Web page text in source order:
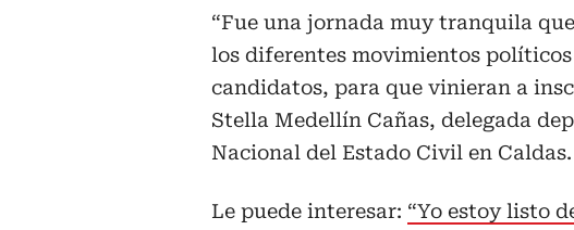
“Fue una jornada muy tranquila
los diferentes movimientos
candidatos, para que vinieran a
Stella Medellín Cañas, delegada
Nacional del Estado Civil en Caldas.
Le puede interesar: “Yo estoy listo